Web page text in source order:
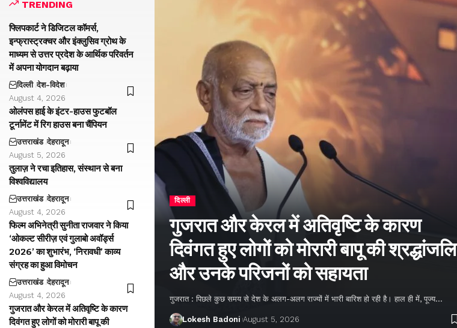
TRENDING
फ्लिपकार्ट ने डिजिटल कॉमर्स,
इन्फ्रास्ट्रक्चर और इंक्लुसिव ग्रोथ के
माध्यम से उत्तर प्रदेश के आर्थिक परिवर्तन
में अपना योगदान बढ़ाया
दिल्ली देश-विदेश
August 4, 2026
ओलंपस हाई के इंटर-हाउस फुटबॉल
टूर्नामेंट में रिग हाउस बना चैंपियन
उत्तराखंड देहरादून
August 5, 2026
तुलाज़ ने रचा इतिहास, संस्थान से बना
विश्वविद्यालय
उत्तराखंड देहरादून
August 4, 2026
फिल्म अभिनेत्री सुनीता राजवार ने किया
‘ओकल्ट सीरीज़ एवं गुलाबो अवॉर्ड्स
2026’ का शुभारंभ, ‘निरावधी’ काव्य
संग्रह का हुआ विमोचन
उत्तराखंड देहरादून
August 4, 2026
गुजरात और केरल में अतिवृष्टि के कारण
दिवंगत हुए लोगों को मोरारी बापू की
दिल्ली
गुजरात और केरल में अतिवृष्टि के कारण
दिवंगत हुए लोगों को मोरारी बापू की श्रद्धांजलि
और उनके परिजनों को सहायता
गुजरात : पिछले कुछ समय से देश के अलग-अलग राज्यों में भारी बारिश हो रही है। हाल ही में, पूज्य…
Lokesh Badoni August 5, 2026